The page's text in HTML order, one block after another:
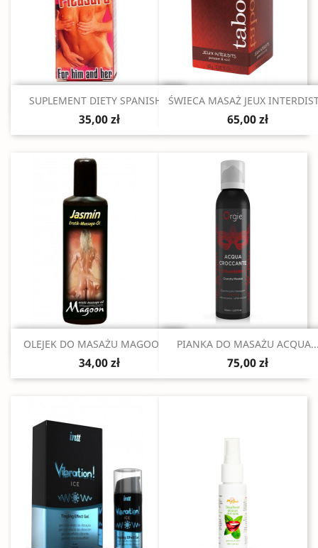
Szybki podgląd
SUPLEMENT DIETY SPANISH...
35,00 zł
Szybki podgląd
ŚWIECA MASAŻ JEUX
65,00 zł
Szybki podgląd
OLEJEK DO MASAŻU MAGOON...
34,00 zł
 Szybki podgląd
PIANKA DO MASAŻU
75,00 zł